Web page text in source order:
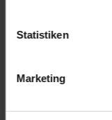
Statistiken
Marketing